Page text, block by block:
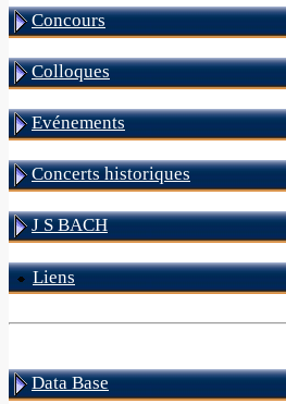
Concours
Colloques
Evénements
Concerts historiques
J S BACH
Liens
Data Base